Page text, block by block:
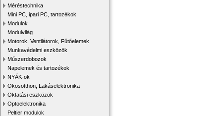
Méréstechnika
Mini PC, ipari PC, tartozékok
Modulok
Modulvilág
Motorok, Ventilátorok, Fűtőelemek
Munkavédelmi eszközök
Műszerdobozok
Napelemek és tartozékok
NYÁK-ok
Okosotthon, Lakáselektronika
Oktatási eszközök
Optoelektronika
Peltier modulok